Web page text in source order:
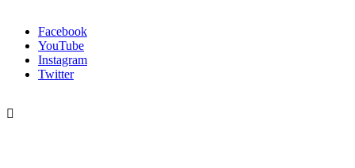
Facebook
YouTube
Instagram
Twitter